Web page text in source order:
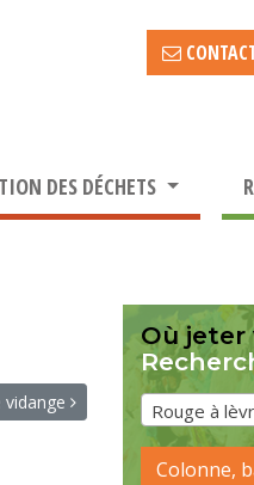
DES DÉCHETS
vidange
Où jeter
Rouge à
Colonne,